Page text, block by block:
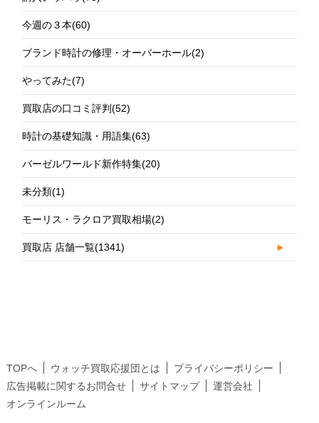
今週の３本(60)
ブランド時計の修理・オーバーホール(2)
やってみた(7)
買取店の口コミ評判(52)
時計の基礎知識・用語集(63)
バーゼルワールド新作特集(20)
未分類(1)
モーリス・ラクロア買取相場(2)
買取店 店舗一覧(1341) ►
TOPへ ウォッチ買取応援団とは
プライバシーポリシー
広告掲載に関するお問合せ
サイトマップ
運営会社
オンラインルーム